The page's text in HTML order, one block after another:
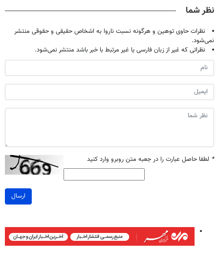
نظر شما
نظرات حاوی توهین و هرگونه نسبت ناروا به اشخاص حقیقی و حقوقی منتشر
نمی‌شود.
نظراتی که غیر از زبان فارسی یا غیر مرتبط با خبر باشد منتشر نمی‌شود.
* لطفا حاصل عبارت را در جعبه متن روبرو وارد کنید
ارسال